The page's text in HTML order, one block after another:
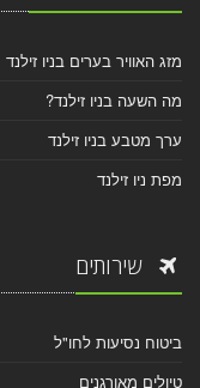
מזג האוויר בערים בניו זילנד
מה השעה בניו זילנד?
ערך מטבע בניו זילנד
מפת ניו זילנד
שירותים
ביטוח נסיעות לחו"ל
טיולים מאורגנים